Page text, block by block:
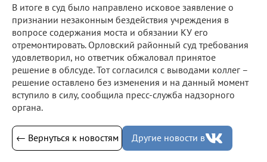
В итоге в суд было направлено исковое заявление о
признании незаконным бездействия учреждения в
вопросе содержания моста и обязании КУ его
отремонтировать. Орловский районный суд требования
удовлетворил, но ответчик обжаловал принятое
решение в облсуде. Тот согласился с выводами коллег –
решение оставлено без изменения и на данный момент
вступило в силу, сообщила пресс-служба надзорного
органа.
← Вернуться к новостям Другие новости в